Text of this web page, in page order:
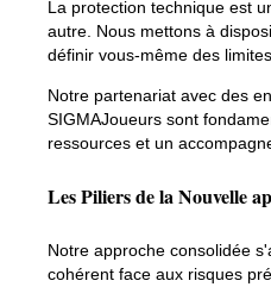
La protection technique est
autre. Nous mettons à
définir vous-même des
Notre partenariat avec des
SIGMAJoueurs sont
ressources et un
Les Piliers de la Nouvelle
Notre approche consolidée
cohérent face aux risques